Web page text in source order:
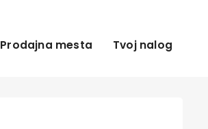
Prodajna mesta Tvoj nalog